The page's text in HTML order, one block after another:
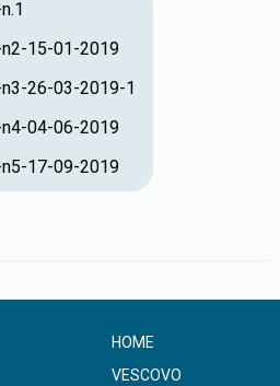
n2-15-01-2019
26-03-2019-1
n4-04-06-2019
n5-17-09-2019
HOME
VESCOVO